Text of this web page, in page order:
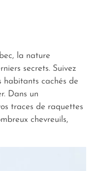
la nature
secrets. Suivez
habitants cachés de
Dans un
traces de raquettes
chevreuils,